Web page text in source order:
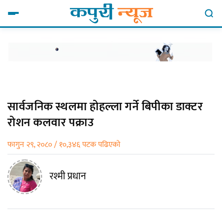
सार्वजनिक स्थलमा होहल्ला गर्ने बिपीका डाक्टर
रोशन कलवार पक्राउ
फागुन २९, २०८० / १०,३४६ पटक पढिएको
रश्मी प्रधान